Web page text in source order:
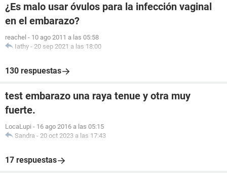
¿Es malo usar óvulos para la infección vaginal
en el embarazo?
reachel - 10 ago 2011 a las 05:58
Iathy - 20 sep 2021 a las 18:00
130 respuestas
test embarazo una raya tenue y otra muy
fuerte.
LocaLupi - 16 ago 2016 a las 05:15
Sandra - 20 oct 2023 a las 17:43
17 respuestas